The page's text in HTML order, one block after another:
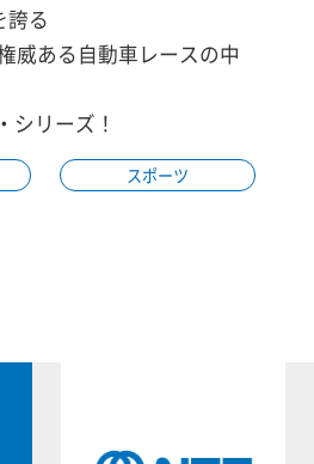
誇る
威ある自動車レースの中
シリーズ！
スポーツ